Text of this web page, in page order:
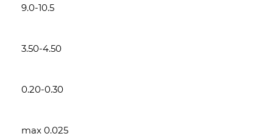
9.0-10.5
3.50-4.50
0.20-0.30
max 0.025